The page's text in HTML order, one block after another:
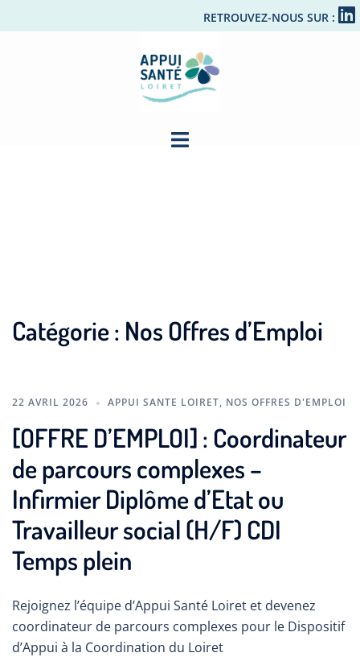
RETROUVEZ-NOUS SUR :
Catégorie : Nos Offres d’Emploi
22 AVRIL 2026 APPUI SANTE LOIRET, NOS OFFRES D'EMPLOI
[OFFRE D’EMPLOI] : Coordinateur
de parcours complexes –
Infirmier Diplôme d’Etat ou
Travailleur social (H/F) CDI
Temps plein
Rejoignez l’équipe d’Appui Santé Loiret et devenez
coordinateur de parcours complexes pour le Dispositif
d’Appui à la Coordination du Loiret